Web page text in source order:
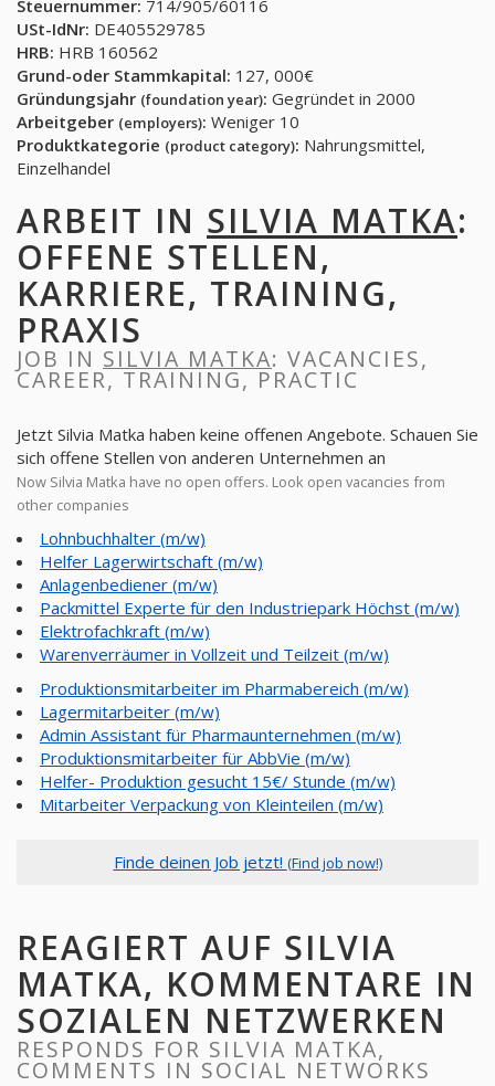
Steuernummer: 714/905/60116
USt-IdNr: DE405529785
HRB: HRB 160562
Grund-oder Stammkapital: 127, 000€
Gründungsjahr (foundation year): Gegründet in 2000
Arbeitgeber (employers): Weniger 10
Produktkategorie (product category): Nahrungsmittel,
Einzelhandel
ARBEIT IN SILVIA MATKA:
OFFENE STELLEN,
KARRIERE, TRAINING,
PRAXIS
JOB IN SILVIA MATKA: VACANCIES,
CAREER, TRAINING, PRACTIC
Jetzt Silvia Matka haben keine offenen Angebote. Schauen Sie
sich offene Stellen von anderen Unternehmen an
Now Silvia Matka have no open offers. Look open vacancies from
other companies
Lohnbuchhalter (m/w)
Helfer Lagerwirtschaft (m/w)
Anlagenbediener (m/w)
Packmittel Experte für den Industriepark Höchst (m/w)
Elektrofachkraft (m/w)
Warenverräumer in Vollzeit und Teilzeit (m/w)
Produktionsmitarbeiter im Pharmabereich (m/w)
Lagermitarbeiter (m/w)
Admin Assistant für Pharmaunternehmen (m/w)
Produktionsmitarbeiter für AbbVie (m/w)
Helfer- Produktion gesucht 15€/ Stunde (m/w)
Mitarbeiter Verpackung von Kleinteilen (m/w)
Finde deinen Job jetzt! (Find job now!)
REAGIERT AUF SILVIA
MATKA, KOMMENTARE IN
SOZIALEN NETZWERKEN
RESPONDS FOR SILVIA MATKA,
COMMENTS IN SOCIAL NETWORKS